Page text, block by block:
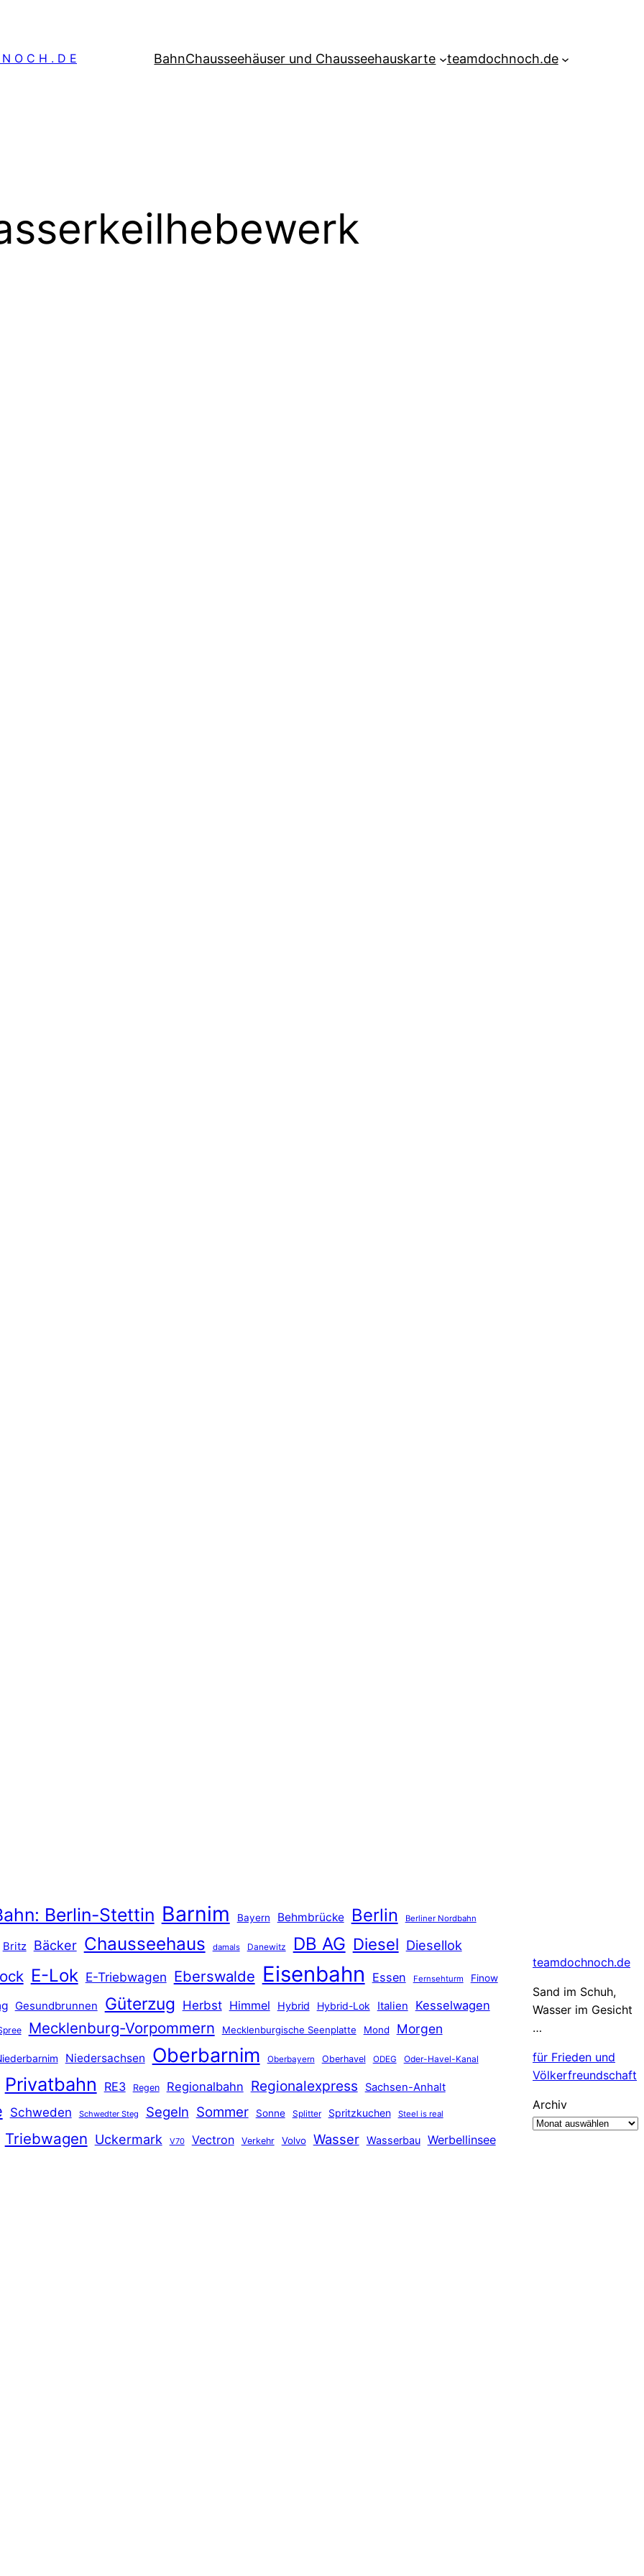
O C H . D E BahnChausseehäuser und Chausseehauskarte teamdochnoch.de
Berlin-Stettin Barnim Bayern Behmbrücke Berlin Berliner Nordbahn
Britz Bäcker Chausseehaus damals Danewitz DB AG Diesel Diesellok
E-Lok E-Triebwagen Eberswalde Eisenbahn Essen Fernsehturm Finow
Gesundbrunnen Güterzug Herbst Himmel Hybrid Hybrid-Lok Italien Kesselwagen
Mecklenburg-Vorpommern Mecklenburgische Seenplatte Mond Morgen
Niedersachsen Oberbarnim Oberbayern Oberhavel ODEG Oder-Havel-Kanal
Privatbahn RE3 Regen Regionalbahn Regionalexpress Sachsen-Anhalt
Schweden Schwedter Steg Segeln Sommer Sonne Splitter Spritzkuchen Steel is real
Triebwagen Uckermark V70 Vectron Verkehr Volvo Wasser Wasserbau Werbellinsee
teamdochnoch.de
Sand im Schuh,
Wasser im Gesicht
…
für Frieden und
Völkerfreundschaft
Archiv